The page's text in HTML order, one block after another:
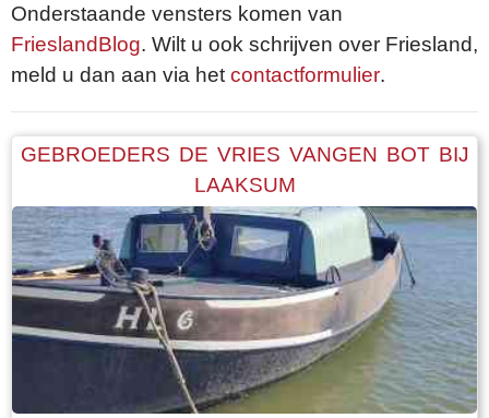
Onderstaande vensters komen van
FrieslandBlog. Wilt u ook schrijven over Friesland,
meld u dan aan via het contactformulier.
GEBROEDERS DE VRIES VANGEN BOT BIJ
LAAKSUM